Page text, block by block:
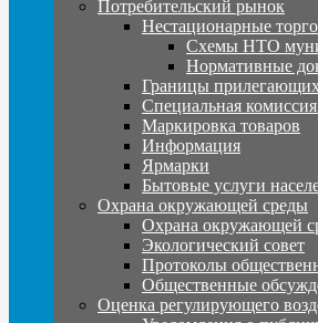
Потребительский рынок
Нестационарные
Схемы НТО
Нормативные
Границы прилегающих
Специальная
Маркировка товаров
Информация
Ярмарки
Бытовые услуги
Охрана окружающей среды
Охрана окружающей
Экологический совет
Протоколы
Общественные
Оценка регулирующего